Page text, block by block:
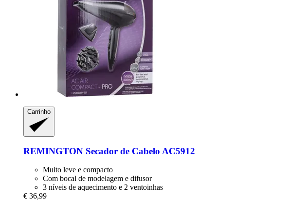
Carrinho
REMINGTON Secador de Cabelo AC5912
Muito leve e compacto
Com bocal de modelagem e difusor
3 níveis de aquecimento e 2 ventoinhas
€ 36,99